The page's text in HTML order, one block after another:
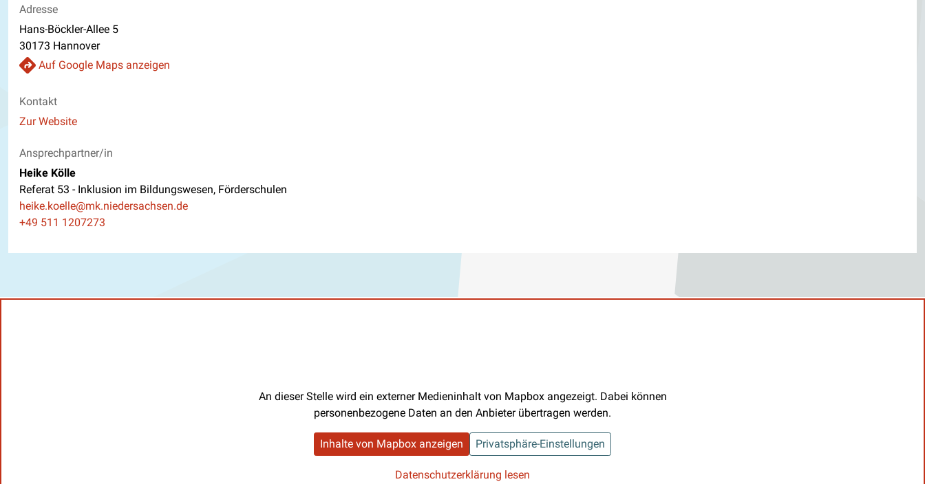
Adresse
Hans-Böckler-Allee 5
30173 Hannover
Auf Google Maps anzeigen
Kontakt
Website
Zur Website
Ansprechpartner/in
Heike Kölle
Referat 53 - Inklusion im Bildungswesen, Förderschulen
E-Mail
heike.koelle@mk.niedersachsen.de
Telefon
+49 511 1207273
An dieser Stelle wird ein externer Medieninhalt von Mapbox angezeigt. Dabei können
personenbezogene Daten an den Anbieter übertragen werden.
Inhalte von Mapbox anzeigen Privatsphäre-Einstellungen
Datenschutzerklärung lesen